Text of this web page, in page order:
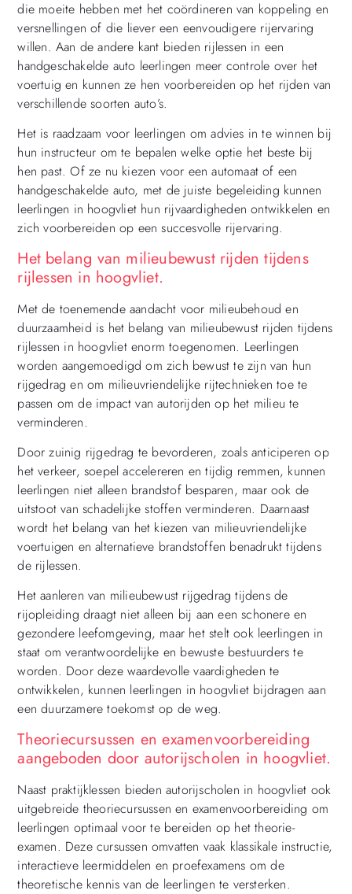
die moeite hebben met het coördineren van koppeling en
versnellingen of die liever een eenvoudigere rijervaring
willen. Aan de andere kant bieden rijlessen in een
handgeschakelde auto leerlingen meer controle over het
voertuig en kunnen ze hen voorbereiden op het rijden van
verschillende soorten auto’s.
Het is raadzaam voor leerlingen om advies in te winnen bij
hun instructeur om te bepalen welke optie het beste bij
hen past. Of ze nu kiezen voor een automaat of een
handgeschakelde auto, met de juiste begeleiding kunnen
leerlingen in hoogvliet hun rijvaardigheden ontwikkelen en
zich voorbereiden op een succesvolle rijervaring.
Het belang van milieubewust rijden tijdens
rijlessen in hoogvliet.
Met de toenemende aandacht voor milieubehoud en
duurzaamheid is het belang van milieubewust rijden tijdens
rijlessen in hoogvliet enorm toegenomen. Leerlingen
worden aangemoedigd om zich bewust te zijn van hun
rijgedrag en om milieuvriendelijke rijtechnieken toe te
passen om de impact van autorijden op het milieu te
verminderen.
Door zuinig rijgedrag te bevorderen, zoals anticiperen op
het verkeer, soepel accelereren en tijdig remmen, kunnen
leerlingen niet alleen brandstof besparen, maar ook de
uitstoot van schadelijke stoffen verminderen. Daarnaast
wordt het belang van het kiezen van milieuvriendelijke
voertuigen en alternatieve brandstoffen benadrukt tijdens
de rijlessen.
Het aanleren van milieubewust rijgedrag tijdens de
rijopleiding draagt niet alleen bij aan een schonere en
gezondere leefomgeving, maar het stelt ook leerlingen in
staat om verantwoordelijke en bewuste bestuurders te
worden. Door deze waardevolle vaardigheden te
ontwikkelen, kunnen leerlingen in hoogvliet bijdragen aan
een duurzamere toekomst op de weg.
Theoriecursussen en examenvoorbereiding
aangeboden door autorijscholen in hoogvliet.
Naast praktijklessen bieden autorijscholen in hoogvliet ook
uitgebreide theoriecursussen en examenvoorbereiding om
leerlingen optimaal voor te bereiden op het theorie-
examen. Deze cursussen omvatten vaak klassikale instructie,
interactieve leermiddelen en proefexamens om de
theoretische kennis van de leerlingen te versterken.